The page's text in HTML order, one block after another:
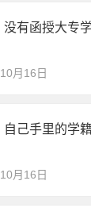
没有函授大专
10月16日
自己手里的学
10月16日